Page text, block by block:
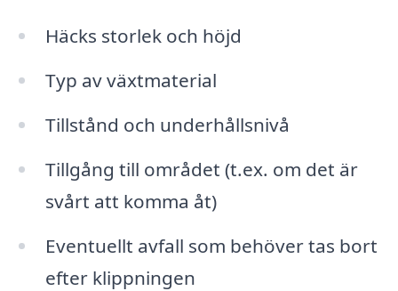
Häcks storlek och höjd
Typ av växtmaterial
Tillstånd och underhållsnivå
Tillgång till området (t.ex. om det är
svårt att komma åt)
Eventuellt avfall som behöver tas bort
efter klippningen